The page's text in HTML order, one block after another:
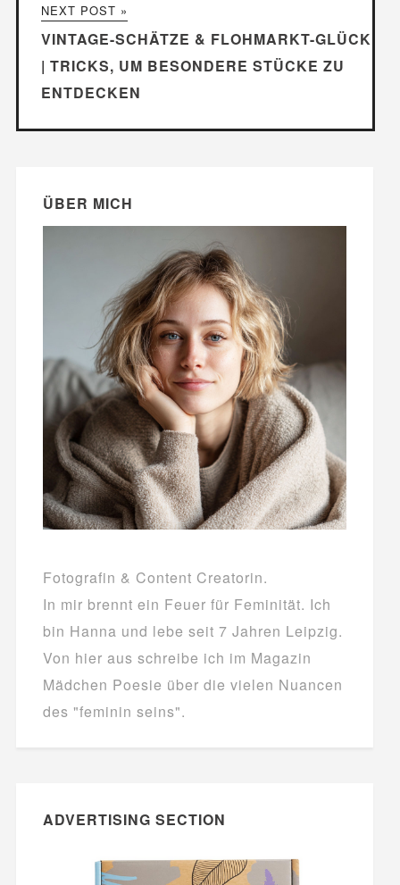
NEXT POST »
VINTAGE-SCHÄTZE & FLOHMARKT-GLÜCK
| TRICKS, UM BESONDERE STÜCKE ZU
ENTDECKEN
ÜBER MICH
Fotografin & Content Creatorin.
In mir brennt ein Feuer für Feminität. Ich
bin Hanna und lebe seit 7 Jahren Leipzig.
Von hier aus schreibe ich im Magazin
Mädchen Poesie über die vielen Nuancen
des "feminin seins".
ADVERTISING SECTION